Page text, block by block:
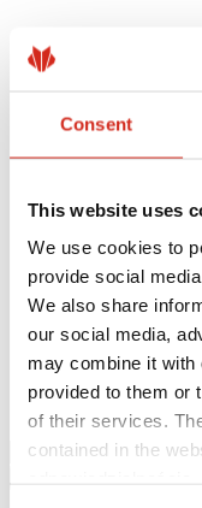
Consent
This website uses
We use cookies to
provide social
We also share
our social media,
may combine it with
provided to them or
of their services.
contained in the
Hasznos
Hol
BIM
Letölthető
Kapcsolat